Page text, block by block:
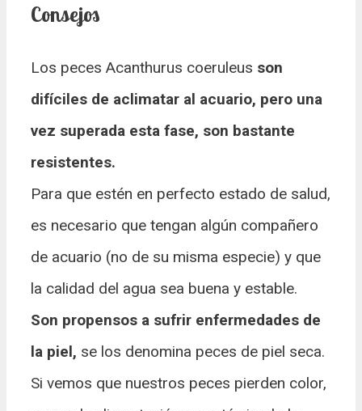
Consejos
Los peces Acanthurus coeruleus son
difíciles de aclimatar al acuario, pero una
vez superada esta fase, son bastante
resistentes.
Para que estén en perfecto estado de salud,
es necesario que tengan algún compañero
de acuario (no de su misma especie) y que
la calidad del agua sea buena y estable.
Son propensos a sufrir enfermedades de
la piel, se los denomina peces de piel seca.
Si vemos que nuestros peces pierden color,